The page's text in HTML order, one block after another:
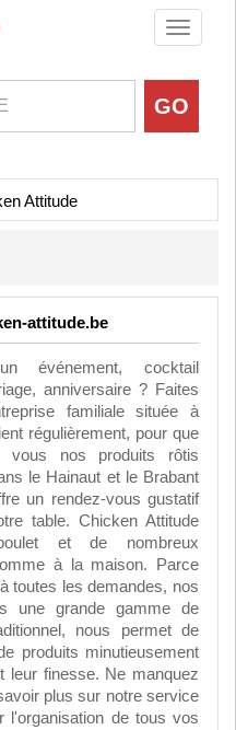
Toggle
Attitude
attitude.be
événement, cocktail
anniversaire ? Faites
familiale située à
régulièrement, pour que
nos produits rôtis
le Hainaut et le Brabant
un rendez-vous gustatif
table. Chicken Attitude
et de nombreux
à la maison. Parce
toutes les demandes, nos
une grande gamme de
nous permet de
produits minutieusement
leur finesse. Ne manquez
plus sur notre service
l'organisation de tous vos